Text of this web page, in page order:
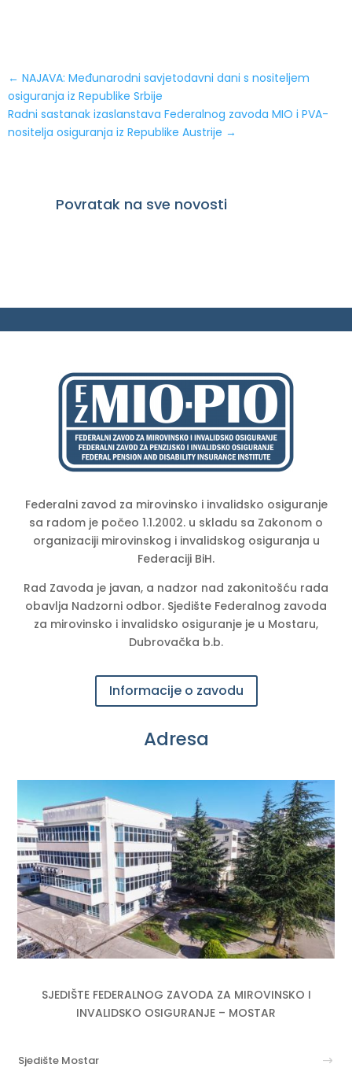
← NAJAVA: Međunarodni savjetodavni dani s nositeljem
osiguranja iz Republike Srbije
Radni sastanak izaslanstava Federalnog zavoda MIO i PVA-
nositelja osiguranja iz Republike Austrije →
Povratak na sve novosti
Federalni zavod za mirovinsko i invalidsko osiguranje
sa radom je počeo 1.1.2002. u skladu sa Zakonom o
organizaciji mirovinskog i invalidskog osiguranja u
Federaciji BiH.
Rad Zavoda je javan, a nadzor nad zakonitošću rada
obavlja Nadzorni odbor. Sjedište Federalnog zavoda
za mirovinsko i invalidsko osiguranje je u Mostaru,
Dubrovačka b.b.
Informacije o zavodu
Adresa
SJEDIŠTE FEDERALNOG ZAVODA ZA MIROVINSKO I
INVALIDSKO OSIGURANJE – MOSTAR
Sjedište Mostar